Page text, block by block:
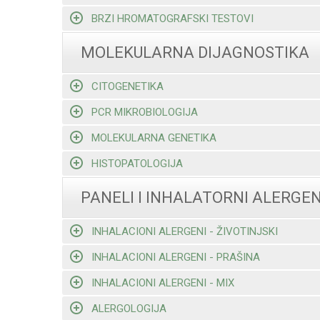
BRZI HROMATOGRAFSKI TESTOVI
MOLEKULARNA DIJAGNOSTIKA
CITOGENETIKA
PCR MIKROBIOLOGIJA
MOLEKULARNA GENETIKA
HISTOPATOLOGIJA
PANELI I INHALATORNI
INHALACIONI ALERGENI - ŽIVOTINJSKI
INHALACIONI ALERGENI - PRAŠINA
INHALACIONI ALERGENI - MIX
ALERGOLOGIJA